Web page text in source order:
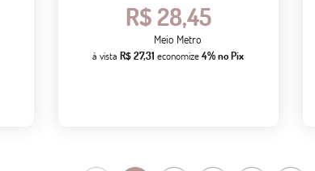
R$ 28,45
Meio Metro
à vistaR$ 27,31 economize4% no Pix